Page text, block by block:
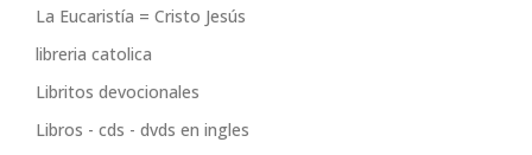
La Eucaristía = Cristo Jesús
libreria catolica
Libritos devocionales
Libros - cds - dvds en ingles